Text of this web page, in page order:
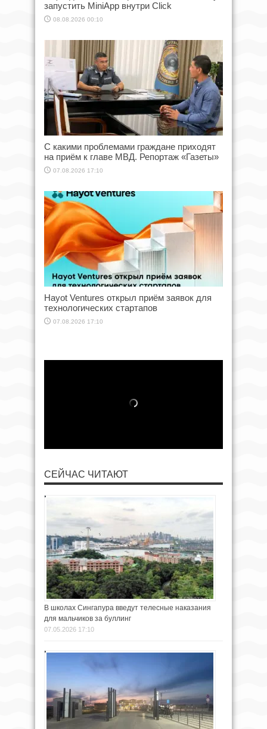
запустить MiniApp внутри Click
08.08.2026 00:10
С какими проблемами граждане приходят
на приём к главе МВД. Репортаж «Газеты»
07.08.2026 17:10
Hayot Ventures открыл приём заявок для
технологических стартапов
07.08.2026 17:10
СЕЙЧАС ЧИТАЮТ
В школах Сингапура введут телесные наказания
для мальчиков за буллинг
07.05.2026 17:10